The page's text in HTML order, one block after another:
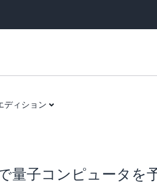
ディション
量子コンピュータを